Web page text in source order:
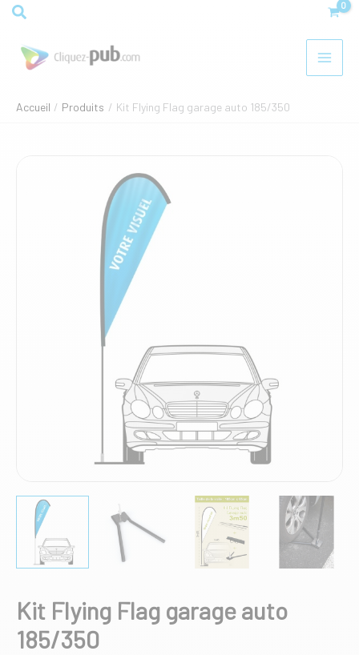
Aller
contenu
Rechercher
Accueil Produits Kit Flying Flag garage auto 185/350
Kit Flying Flag garage auto
185/350